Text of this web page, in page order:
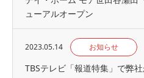
ューアルオープン
2023.05.14 お知らせ
TBSテレビ「報道特集」で弊